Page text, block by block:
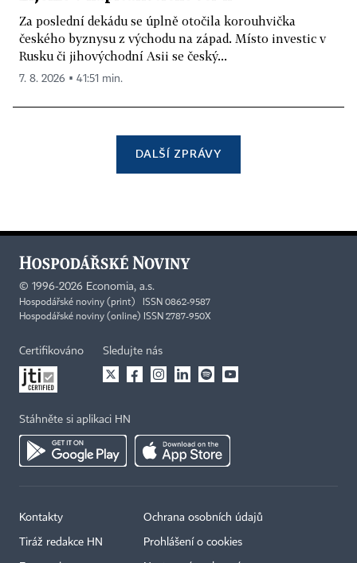
Za poslední dekádu se úplně otočila korouhvička
českého byznysu z východu na západ. Místo investic v
Rusku či jihovýchodní Asii se český...
7. 8. 2026 ▪ 41:51 min.
DALŠÍ ZPRÁVY
© 1996-2026 Economia, a.s.
Hospodářské noviny (print) ISSN 0862-9587
Hospodářské noviny (online) ISSN 2787-950X
Certifikováno Sledujte nás
Stáhněte si aplikaci HN
Kontakty
Tiráž redakce HN
Ochrana osobních údajů
Prohlášení o cookies